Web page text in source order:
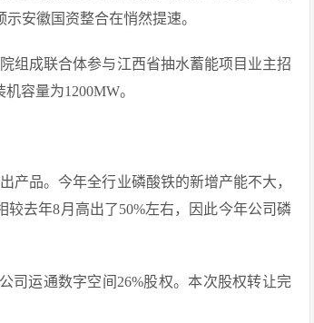
安徽国资整合在悄然提速。
组成联合体参与江西省抽水蓄能项目业主招
容量为1200MW。
产品。今年全行业磷酸铁的新增产能不大，
去年8月高出了50%左右，因此今年公司磷
司运通数字空间26%股权。本次股权转让完